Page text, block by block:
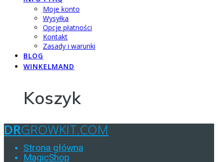
Moje konto
Wysyłka
Opcje płatności
Kontakt
Zasady i warunki
BLOG
WINKELMAND
Koszyk
DRGROWKIT.COM
Strona główna
MagicShop